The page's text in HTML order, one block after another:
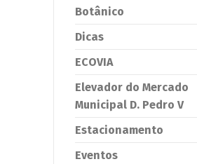
Botânico
Dicas
ECOVIA
Elevador do Mercado
Municipal D. Pedro V
Estacionamento
Eventos